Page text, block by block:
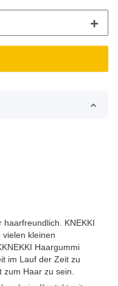
KNEKKI
kleinen
Haargummi
im Lauf der Zeit zu
Haar zu sein.